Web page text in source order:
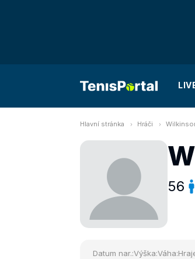
Hlavní stránka Hráči
56
Datum nar.:Výška:Váha: